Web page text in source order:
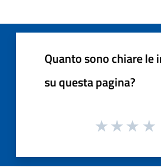
Quanto sono chiare le
su questa pagina?